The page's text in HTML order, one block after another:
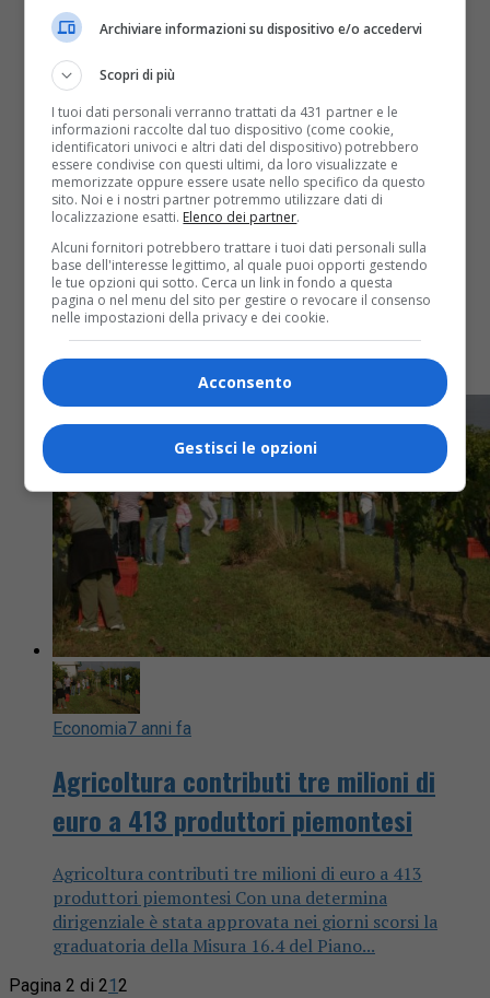
Attualità7 anni fa
NON E’ UNO SCHERZO La Regione
Piemonte cerca cimici asiatiche da
allevamento
NON E’ UNO SCHERZO La Regione cerca cimici
asiatiche da allevamento La notizia che segue è
pubblicata sul pagina ufficiale facebook della
Regione Piemonte al seguente...
Economia7 anni fa
Agricoltura contributi tre milioni di
euro a 413 produttori piemontesi
Agricoltura contributi tre milioni di euro a 413
produttori piemontesi Con una determina
dirigenziale è stata approvata nei giorni scorsi la
graduatoria della Misura 16.4 del Piano...
Pagina 2 di 212
Archiviare informazioni su dispositivo e/o accedervi
Scopri di più
I tuoi dati personali verranno trattati da 431 partner e le
informazioni raccolte dal tuo dispositivo (come cookie,
identificatori univoci e altri dati del dispositivo) potrebbero
essere condivise con questi ultimi, da loro visualizzate e
memorizzate oppure essere usate nello specifico da questo
sito. Noi e i nostri partner potremmo utilizzare dati di
localizzazione esatti. Elenco dei partner.
Alcuni fornitori potrebbero trattare i tuoi dati personali sulla
base dell'interesse legittimo, al quale puoi opporti gestendo
le tue opzioni qui sotto. Cerca un link in fondo a questa
pagina o nel menu del sito per gestire o revocare il consenso
nelle impostazioni della privacy e dei cookie.
Acconsento
Gestisci le opzioni